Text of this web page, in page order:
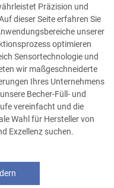
Präzision und
dieser Seite erfahren Sie
unserer
optimieren
Sensortechnologie und
wir maßgeschneiderte
Ihres Unternehmens
Becher-Füll- und
vereinfacht und die
Wahl für Hersteller von
Exzellenz suchen.